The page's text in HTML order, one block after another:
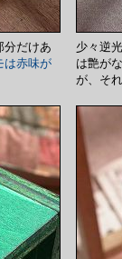
分だけあ
は赤味が
少々逆
は艶が
が、そ